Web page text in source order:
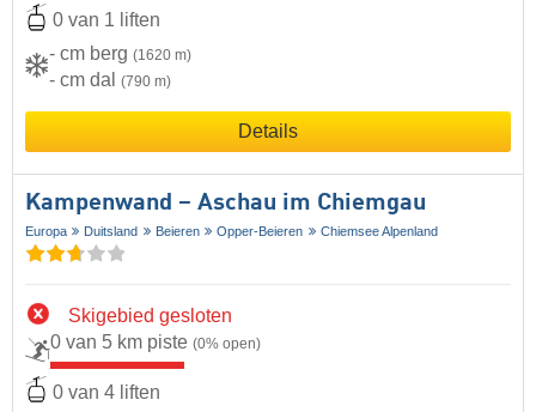
0 van 1 liften
- cm berg (1620 m)
- cm dal (790 m)
Details
Kampenwand – Aschau im Chiemgau
Europa Duitsland Beieren Opper-Beieren Chiemsee Alpenland
Skigebied gesloten
0 van 5 km piste (0% open)
0 van 4 liften